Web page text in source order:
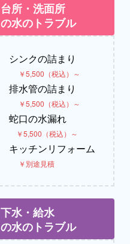
台所・洗面所
の水のトラブル
シンクの詰まり
￥5,500（税込）～
排水管の詰まり
￥5,500（税込）～
蛇口の水漏れ
￥5,500（税込）～
キッチンリフォーム
￥別途見積
下水・給水
の水のトラブル